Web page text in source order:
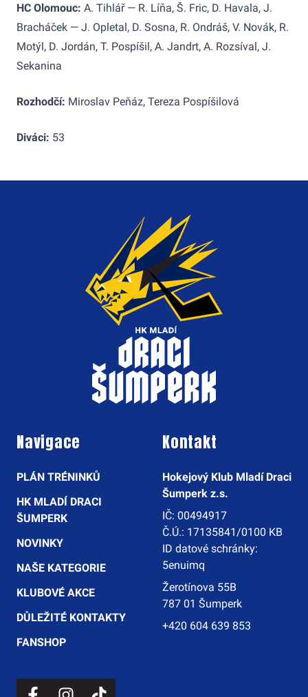
HC Olomouc: A. Tihlář — R. Líňa, Š. Fric, D. Havala, J.
Bracháček — J. Opletal, D. Sosna, R. Ondráš, V. Novák, R.
Motýl, D. Jordán, T. Pospíšil, A. Jandrt, A. Rozsíval, J.
Sekanina
Rozhodčí: Miroslav Peňáz, Tereza Pospíšilová
Diváci: 53
Navigace
PLÁN TRÉNINKŮ
HK MLADÍ DRACI
ŠUMPERK
NOVINKY
NAŠE KATEGORIE
KLUBOVÉ AKCE
DŮLEŽITÉ KONTAKTY
FANSHOP
Kontakt
Hokejový Klub Mladí Draci
Šumperk z.s.
IČ: 00494917
Č.Ú.: 17135841/0100 KB
ID datové schránky:
5enuimq
Žerotínova 55B
787 01 Šumperk
+420 604 639 853